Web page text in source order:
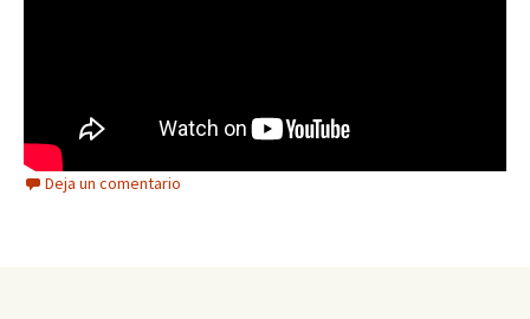
Deja un comentario